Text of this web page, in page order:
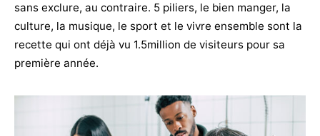
sans exclure, au contraire. 5 piliers, le bien manger, la
culture, la musique, le sport et le vivre ensemble sont la
recette qui ont déjà vu 1.5million de visiteurs pour sa
première année.